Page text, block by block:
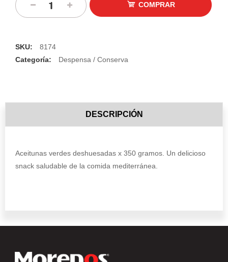
COMPRAR
SKU:
8174
Categoría:
Despensa / Conserva
DESCRIPCIÓN
Aceitunas verdes deshuesadas x 350 gramos. Un delicioso
snack saludable de la comida mediterránea.